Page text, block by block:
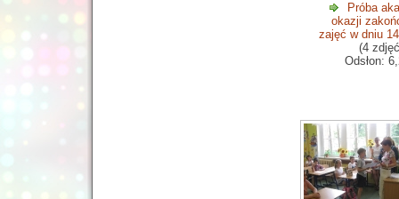
Próba
okazji
zajęć w dniu
(4
Odsłon: